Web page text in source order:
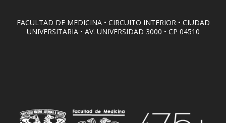
FACULTAD DE MEDICINA • CIRCUITO INTERIOR • CIUDAD
UNIVERSITARIA • AV. UNIVERSIDAD 3000 • CP 04510